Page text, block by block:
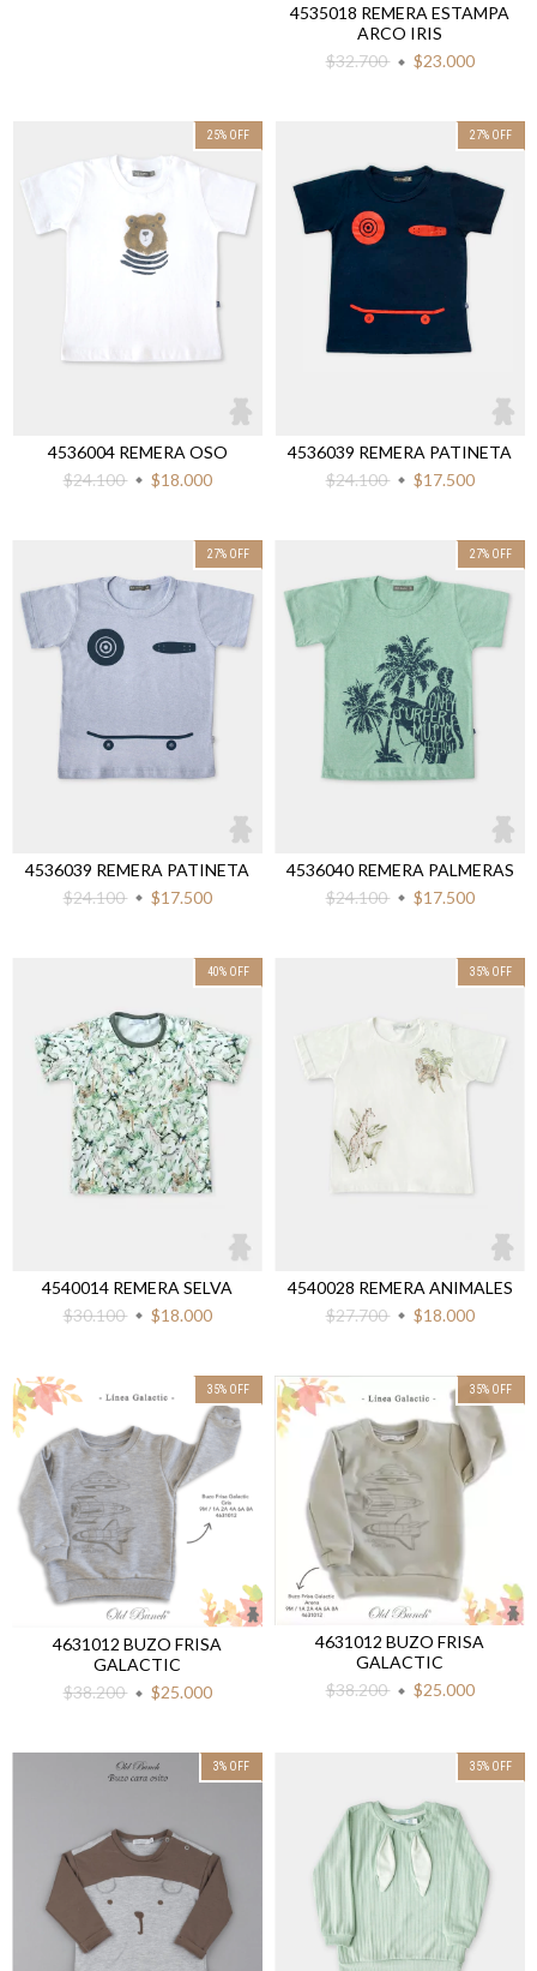
4535018 REMERA ESTAMPA
ARCO IRIS
$32.700
$23.000
25% OFF
4536004 REMERA OSO
$24.100
$18.000
27% OFF
4536039 REMERA PATINETA
$24.100
$17.500
27% OFF
4536039 REMERA PATINETA
$24.100
$17.500
27% OFF
4536040 REMERA PALMERAS
$24.100
$17.500
40% OFF
4540014 REMERA SELVA
$30.100
$18.000
35% OFF
4540028 REMERA ANIMALES
$27.700
$18.000
35% OFF
4631012 BUZO FRISA
GALACTIC
$38.200
$25.000
35% OFF
4631012 BUZO FRISA
GALACTIC
$38.200
$25.000
3% OFF 35% OFF